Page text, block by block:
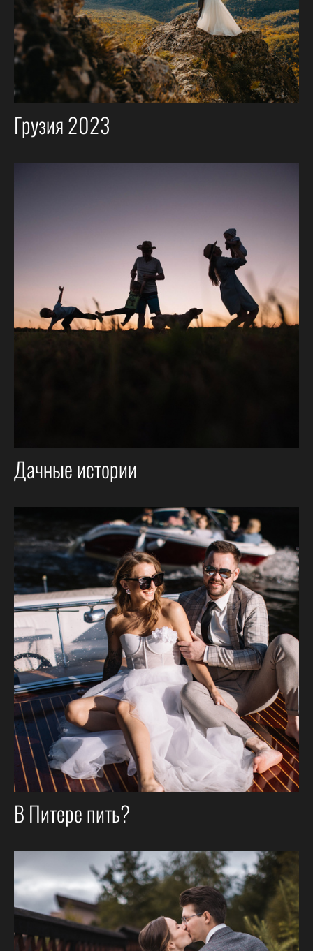
Грузия 2023
Дачные истории
В Питере пить?